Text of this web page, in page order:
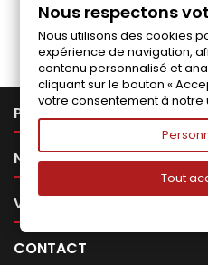
PRODUITS
NOTRE SOCIÉTÉ
VOTRE COMPTE
CONTACT
Nous respectons
Nous utilisons des cookies
expérience de navigation,
contenu personnalisé et
cliquant sur le bouton «
votre consentement à notre
Tout